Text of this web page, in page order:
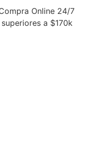
Online 24/7
a $170k